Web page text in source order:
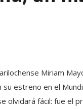
Miriam
estreno en el
olvidará fácil: fue el